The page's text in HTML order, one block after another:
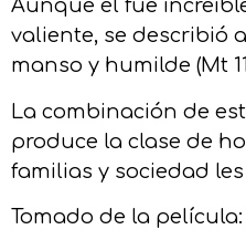
Aunque él fue
valiente, se describió
manso y humilde (Mt
La combinación de
produce la clase de
familias y sociedad
Tomado de la película: